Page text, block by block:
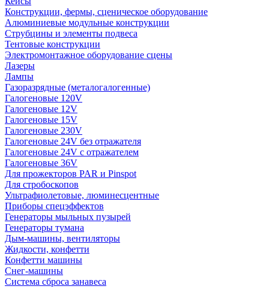
Конструкции, фермы, сценическое оборудование
Алюминиевые модульные конструкции
Струбцины и элементы подвеса
Тентовые конструкции
Электромонтажное оборудование сцены
Лазеры
Лампы
Газоразрядные (металогалогенные)
Галогеновые 120V
Галогеновые 12V
Галогеновые 15V
Галогеновые 230V
Галогеновые 24V без отражателя
Галогеновые 24V с отражателем
Галогеновые 36V
Для прожекторов PAR и Pinspot
Для стробоскопов
Ультрафиолетовые, люминесцентные
Приборы спецэффектов
Генераторы мыльных пузырей
Генераторы тумана
Дым-машины, вентиляторы
Жидкости, конфетти
Конфетти машины
Снег-машины
Система сброса занавеса